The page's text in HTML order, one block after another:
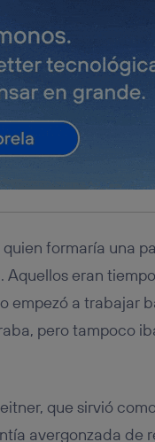
formaría una
Aquellos eran
empezó a trabajar
pero tampoco
que sirvió
avergonzada de